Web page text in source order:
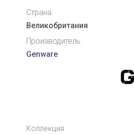
Страна
Великобритания
Производитель
Genware
Коллекция